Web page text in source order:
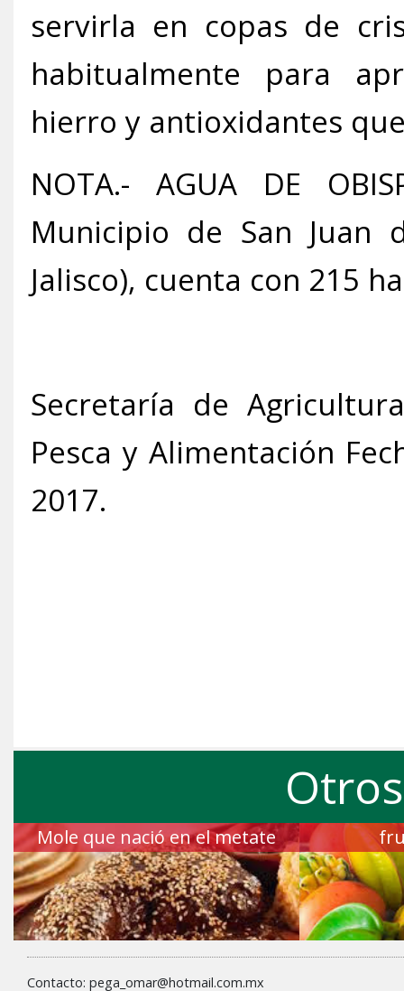
servirla en copas de
habitualmente para
hierro y antioxidantes
NOTA.- AGUA DE
Municipio de San Juan
Jalisco), cuenta con 215
Secretaría de
Pesca y Alimentación
2017.
Mole que nació en el metate
Contacto: pega_omar@hotmail.com.mx